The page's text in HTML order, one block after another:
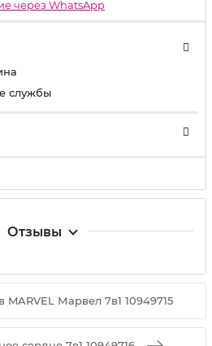
через WhatsApp
службы
Отзывы
Марвел 7в1 10949715